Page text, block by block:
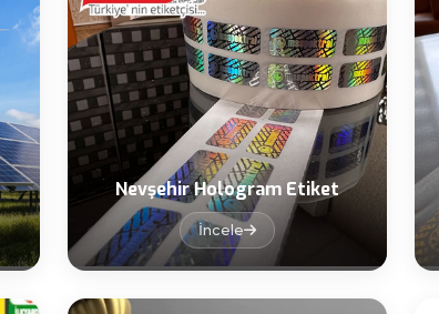
Nevşehir Hologram Etiket
İncele